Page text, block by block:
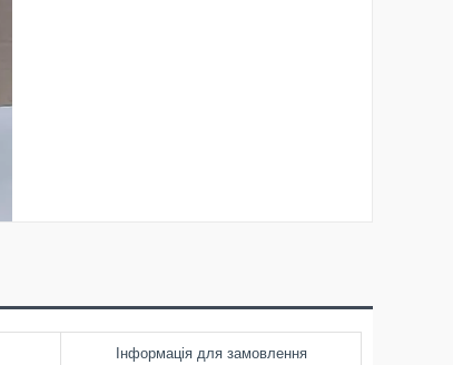
Інформація для замовлення